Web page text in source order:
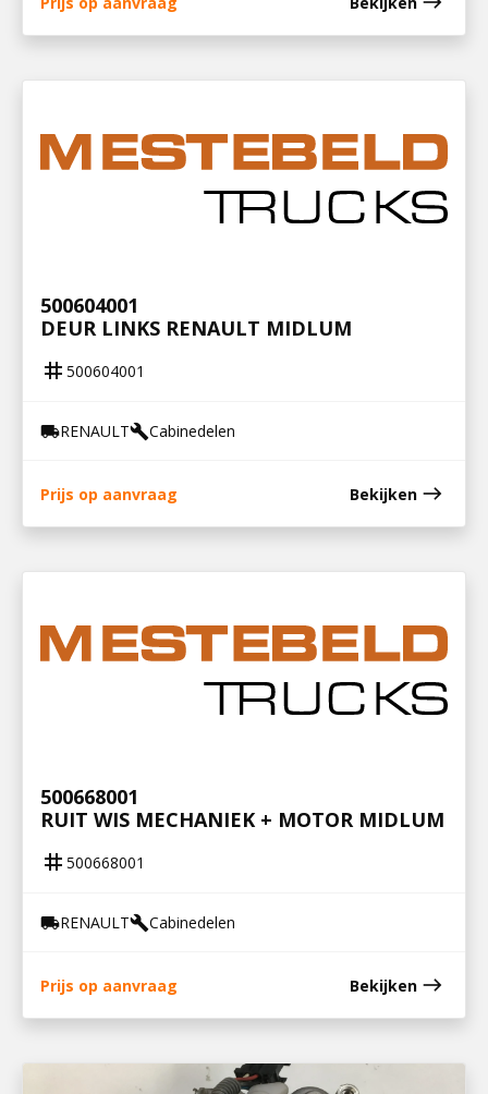
500604001
DEUR LINKS RENAULT MIDLUM
tag 500604001
local_shippingRENAULTbuildCabinedelen
Prijs op aanvraag Bekijken east
500668001
RUIT WIS MECHANIEK + MOTOR MIDLUM
tag 500668001
local_shippingRENAULTbuildCabinedelen
Prijs op aanvraag Bekijken east